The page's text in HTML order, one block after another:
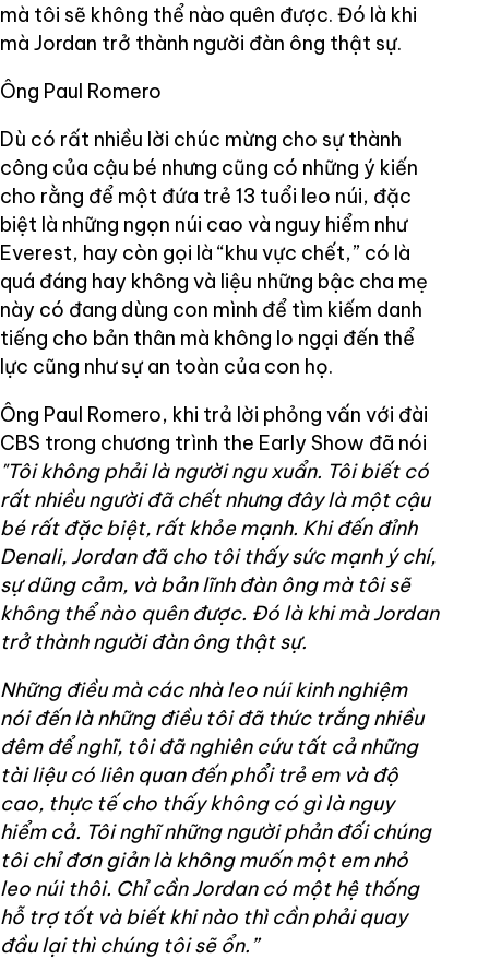
mà tôi sẽ không thể nào quên được. Đó là khi
mà Jordan trở thành người đàn ông thật sự.
Ông Paul Romero
Dù có rất nhiều lời chúc mừng cho sự thành
công của cậu bé nhưng cũng có những ý kiến
cho rằng để một đứa trẻ 13 tuổi leo núi, đặc
biệt là những ngọn núi cao và nguy hiểm như
Everest, hay còn gọi là “khu vực chết,” có là
quá đáng hay không và liệu những bậc cha mẹ
này có đang dùng con mình để tìm kiếm danh
tiếng cho bản thân mà không lo ngại đến thể
lực cũng như sự an toàn của con họ.
Ông Paul Romero, khi trả lời phỏng vấn với đài
CBS trong chương trình the Early Show đã nói
"Tôi không phải là người ngu xuẩn. Tôi biết có
rất nhiều người đã chết nhưng đây là một cậu
bé rất đặc biệt, rất khỏe mạnh. Khi đến đỉnh
Denali, Jordan đã cho tôi thấy sức mạnh ý chí,
sự dũng cảm, và bản lĩnh đàn ông mà tôi sẽ
không thể nào quên được. Đó là khi mà Jordan
trở thành người đàn ông thật sự.
Những điều mà các nhà leo núi kinh nghiệm
nói đến là những điều tôi đã thức trắng nhiều
đêm để nghĩ, tôi đã nghiên cứu tất cả những
tài liệu có liên quan đến phổi trẻ em và độ
cao, thực tế cho thấy không có gì là nguy
hiểm cả. Tôi nghĩ những người phản đối chúng
tôi chỉ đơn giản là không muốn một em nhỏ
leo núi thôi. Chỉ cần Jordan có một hệ thống
hỗ trợ tốt và biết khi nào thì cần phải quay
đầu lại thì chúng tôi sẽ ổn.”